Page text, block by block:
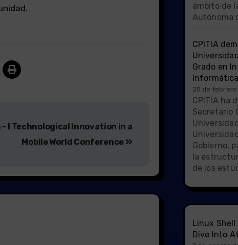
– I Technological Innovation in a
Mobile World Conference
ámbito de
Autónoma
CPITIA
Grado en
Informática
20 de
CPITIA ha
Secretario
Gobierno,
la
de los
Linux
Dive Into